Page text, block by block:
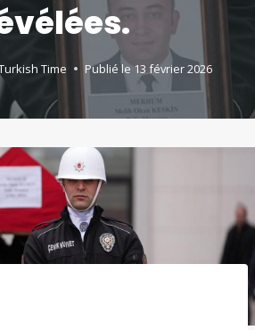
Time Publié le 13 février 2026